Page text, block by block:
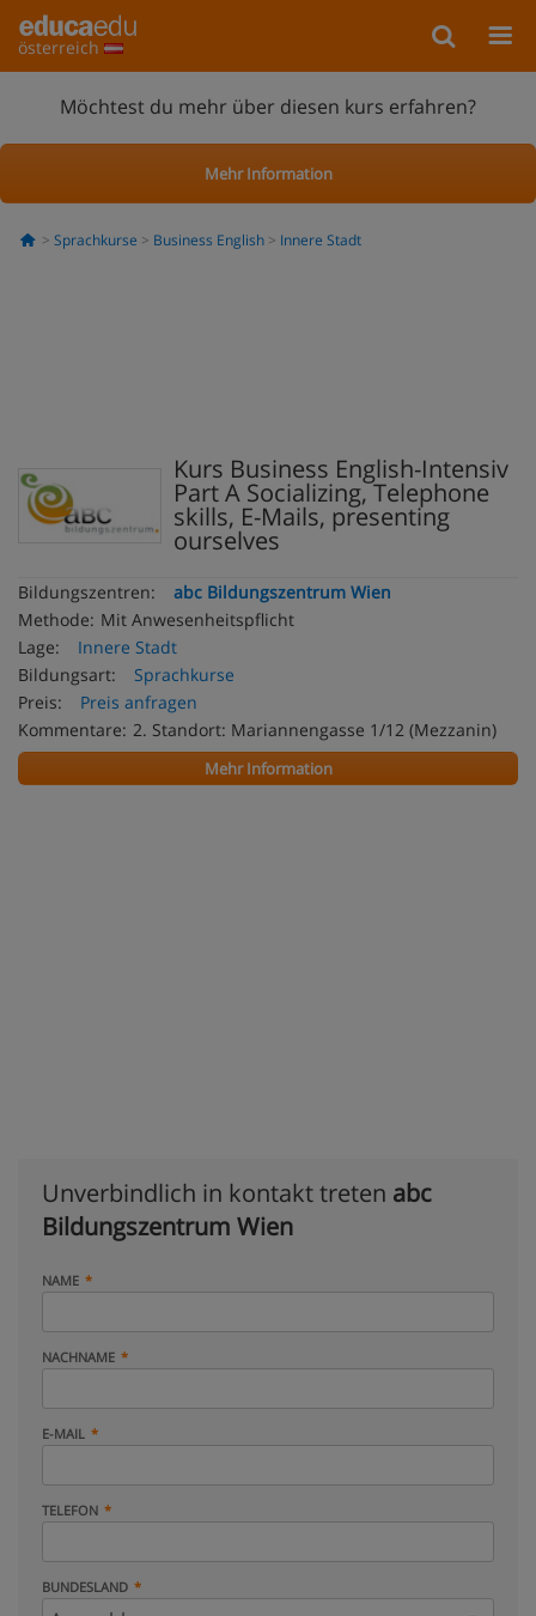
österreich
Möchtest du mehr über diesen kurs erfahren?
Mehr Information
Sprachkurse Business English Innere Stadt
Kurs Business English-Intensiv
Part A Socializing, Telephone
skills, E-Mails, presenting
ourselves
Bildungszentren:
abc Bildungszentrum Wien
Methode: Mit Anwesenheitspflicht
Lage:
Innere Stadt
Bildungsart:
Sprachkurse
Preis:
Preis anfragen
Kommentare: 2. Standort: Mariannengasse 1/12 (Mezzanin)
Mehr Information
Unverbindlich in kontakt treten abc
Bildungszentrum Wien
NAME
NACHNAME
E-MAIL
TELEFON
BUNDESLAND